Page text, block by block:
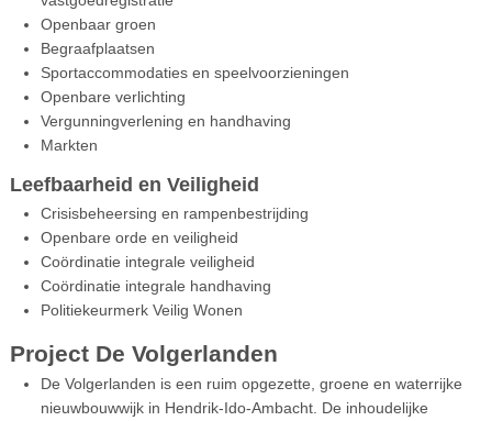
Openbaar groen
Begraafplaatsen
Sportaccommodaties en speelvoorzieningen
Openbare verlichting
Vergunningverlening en handhaving
Markten
Leefbaarheid en Veiligheid
Crisisbeheersing en rampenbestrijding
Openbare orde en veiligheid
Coördinatie integrale veiligheid
Coördinatie integrale handhaving
Politiekeurmerk Veilig Wonen
Project De Volgerlanden
De Volgerlanden is een ruim opgezette, groene en waterrijke
nieuwbouwwijk in Hendrik-Ido-Ambacht. De inhoudelijke